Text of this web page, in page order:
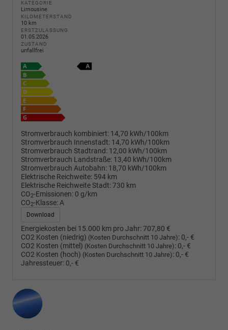
KATEGORIE
Limousine
KILOMETERSTAND
10 km
ERSTZULASSUNG
01.05.2026
ZUSTAND
unfallfrei
Stromverbrauch kombiniert: 14,70 kWh/100km
Stromverbrauch Innenstadt: 14,70 kWh/100km
Stromverbrauch Stadtrand: 12,00 kWh/100km
Stromverbrauch Landstraße: 13,40 kWh/100km
Stromverbrauch Autobahn: 18,70 kWh/100km
Elektrische Reichweite: 594 km
Elektrische Reichweite Stadt:730 km
CO2-Emissionen: 0 g/km
CO2-Klasse:A
Download
Energiekosten bei 15.000 km pro Jahr:707,80 €
CO2 Kosten (niedrig) (Kosten Durchschnitt 10 Jahre): 0,- €
CO2 Kosten (mittel) (Kosten Durchschnitt 10 Jahre): 0,- €
CO2 Kosten (hoch) (Kosten Durchschnitt 10 Jahre): 0,- €
Jahressteuer: 0,- €